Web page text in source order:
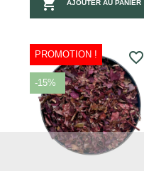
AJOUTER AU PANIER
PROMOTION !
-15%
favorite_border